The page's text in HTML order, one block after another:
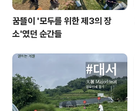
꿈뜰이 '모두를 위한 제3의 장
소'였던 순간들